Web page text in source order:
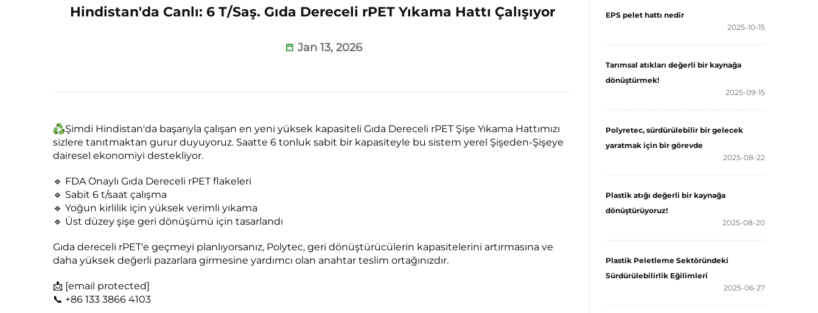
Hindistan'da Canlı: 6 T/Saş. Gıda Dereceli rPET Yıkama Hattı Çalışıyor
Jan 13, 2026
Şimdi Hindistan'da başarıyla çalışan en yeni yüksek kapasiteli Gıda Dereceli rPET Şişe Yıkama Hattımızı
sizlere tanıtmaktan gurur duyuyoruz. Saatte 6 tonluk sabit bir kapasiteyle bu sistem yerel Şişeden-Şişeye
dairesel ekonomiyi destekliyor.
🔹 FDA Onaylı Gıda Dereceli rPET flakeleri
🔹 Sabit 6 t/saat çalışma
🔹 Yoğun kirlilik için yüksek verimli yıkama
🔹 Üst düzey şişe geri dönüşümü için tasarlandı
Gıda dereceli rPET'e geçmeyi planlıyorsanız, Polytec, geri dönüştürücülerin kapasitelerini artırmasına ve
daha yüksek değerli pazarlara girmesine yardımcı olan anahtar teslim ortağınızdır.
📩 [email protected]
📞 +86 133 3866 4103
EPS pelet hattı nedir
2025-10-15
Tarımsal atıkları değerli bir kaynağa
dönüştürmek!
2025-09-15
Polyretec, sürdürülebilir bir gelecek
yaratmak için bir görevde
2025-08-22
Plastik atığı değerli bir kaynağa
dönüştürüyoruz!
2025-08-20
Plastik Peletleme Sektöründeki
Sürdürülebilirlik Eğilimleri
2025-06-27